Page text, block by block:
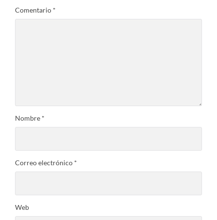
Comentario *
Nombre *
Correo electrónico *
Web